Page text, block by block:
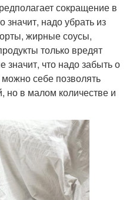
сокращение в
надо убрать из
жирные соусы,
только вредят
значит, что надо забыть о
себе позволять
но в малом количестве и